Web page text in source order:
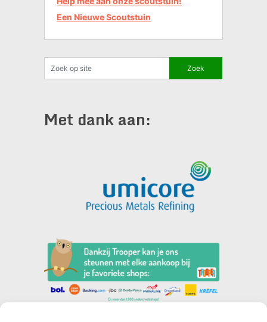
Een Nieuwe Scoutstuin
Met dank aan: